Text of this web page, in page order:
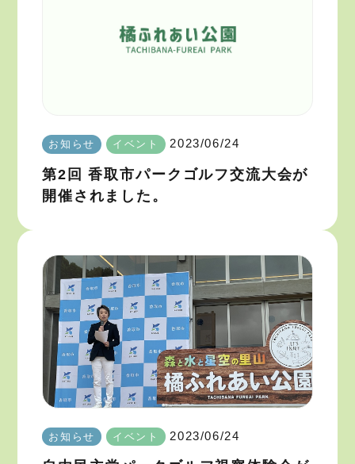
お知らせ イベント 2023/06/24
第2回 香取市パークゴルフ交流大会が
開催されました。
お知らせ イベント 2023/06/24